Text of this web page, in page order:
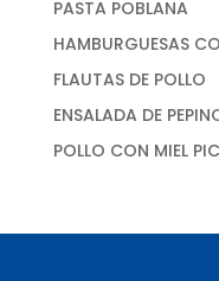
PASTA POBLANA
HAMBURGUESAS
FLAUTAS DE POLLO
ENSALADA DE
POLLO CON MIEL